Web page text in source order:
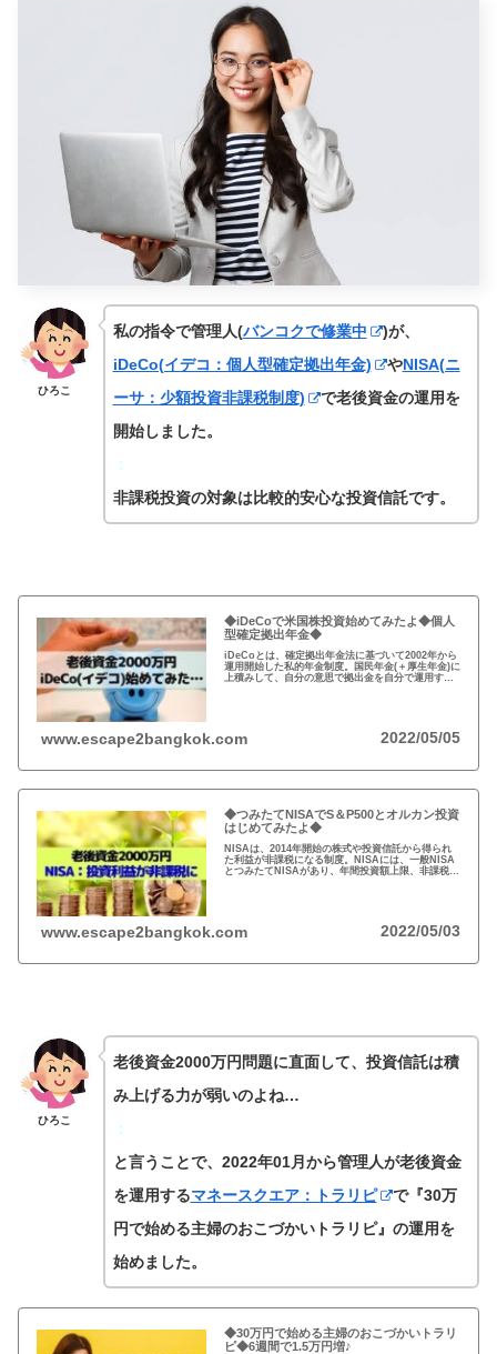
ひろこ
私の指令で管理人(バンコクで修業中
)が、
iDeCo(イデコ：個人型確定拠出年金)
やNISA(ニ
ーサ：少額投資非課税制度)
で老後資金の運用を
開始しました。
：
非課税投資の対象は比較的安心な投資信託です。
◆iDeCoで米国株投資始めてみたよ◆個人
型確定拠出年金◆
iDeCoとは、確定拠出年金法に基づいて2002年から
運用開始した私的年金制度。国民年金(＋厚生年金)に
上積みして、自分の意思で拠出金を自分で運用する
www.escape2bangkok.com 2022/05/05
◆つみたてNISAでS＆P500とオルカン投資
はじめてみたよ◆
NISAは、2014年開始の株式や投資信託から得られ
た利益が非課税になる制度。NISAには、一般NISA
とつみたてNISAがあり、年間投資額上限、非課税期
www.escape2bangkok.com 2022/05/03
ひろこ
老後資金2000万円問題に直面して、投資信託は積
み上げる力が弱いのよね…
：
と言うことで、2022年01月から管理人が老後資金
を運用するマネースクエア：トラリピ
で『30万
円で始める主婦のおこづかいトラリピ』の運用を
始めました。
◆30万円で始める主婦のおこづかいトラリ
ピ◆6週間で1.5万円増♪